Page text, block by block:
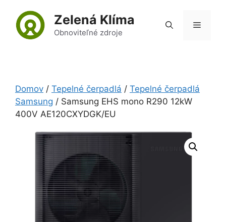
obsah
Zelená Klíma
Obnoviteľné zdroje
Menu
Domov / Tepelné čerpadlá / Tepelné čerpadlá
Samsung / Samsung EHS mono R290 12kW
400V AE120CXYDGK/EU